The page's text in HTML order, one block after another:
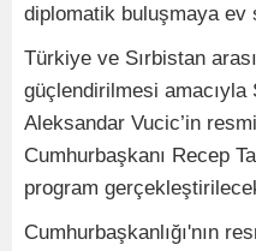
diplomatik buluşmaya ev
Türkiye ve Sırbistan
güçlendirilmesi amacıyla
Aleksandar Vucic’in
Cumhurbaşkanı Recep
program
Cumhurbaşkanlığı'nın